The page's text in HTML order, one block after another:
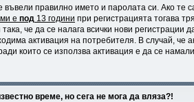
въвели правилно името и паролата си. Ако те
е под 13 години при регистрацията тогава
че да се налага всички нови
активация на потребителя. В случай, че
които се използва активация е да се
време, но сега не мога да вляза?!